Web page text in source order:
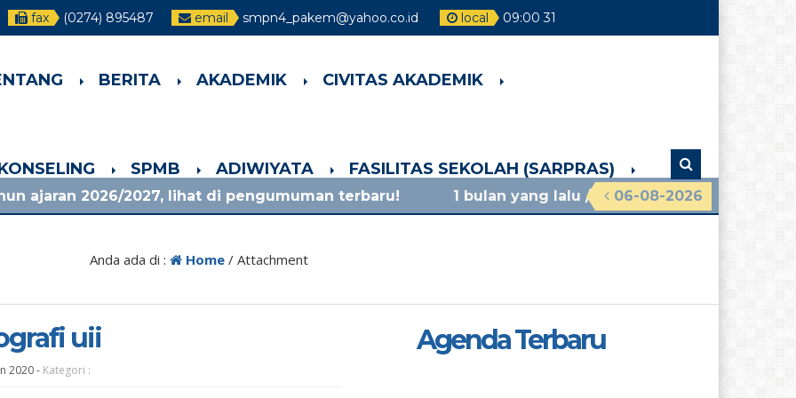
fax (0274) 895487 email smpn4_pakem@yahoo.co.id local 09:00 33
BERITA AKADEMIK CIVITAS AKADEMIK
SPMB ADIWIYATA FASILITAS SEKOLAH (SARPRAS)
06-08-2026
lihat di pengumuman terbaru! 1 bulan yang lalu/ materi sosialisasi mpls ramah 2026
Anda ada di : Home / Attachment
uii
2020- Kategori :
Agenda Terbaru